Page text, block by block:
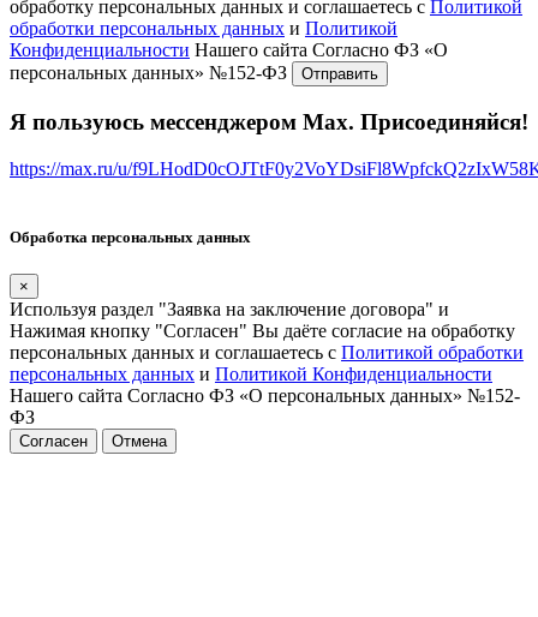
обработку персональных данных и соглашаетесь с Политикой
обработки персональных данных и Политикой
Конфиденциальности Нашего сайта Согласно ФЗ «О
персональных данных» №152-ФЗ
Я пользуюсь мессенджером Max. Присоединяйся!
https://max.ru/u/
Обработка персональных данных
×
Используя раздел "Заявка на заключение договора" и
Нажимая кнопку "Согласен" Вы даёте согласие на обработку
персональных данных и соглашаетесь с Политикой обработки
персональных данных и Политикой Конфиденциальности
Нашего сайта Согласно ФЗ «О персональных данных» №152-
ФЗ
Согласен Отмена